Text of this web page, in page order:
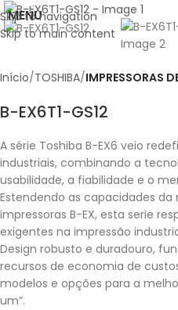
Skip to navigation
Skip to main content
MENU
Início TOSHIBA IMPRESSORAS
B-EX6T1-GS12
A série Toshiba B-EX6 veio
industriais, combinando a
usabilidade, a fiabilidade e o
Estendendo as capacidades
impressoras B-EX, esta serie
exigentes na impressão
Design robusto e duradouro,
recursos de economia de
modelos e opções para a
um”.